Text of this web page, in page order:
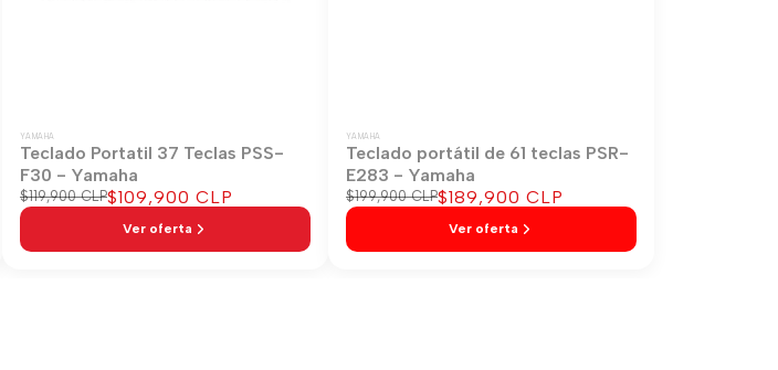
YAMAHA
Teclado Portatil 37 Teclas PSS-
F30 - Yamaha
Precio
regular
$119,900 CLPPrecio
venta
$109,900 CLP
Ver oferta
YAMAHA
Teclado portátil de 61 teclas PSR-
E283 - Yamaha
Precio
regular
$199,900 CLPPrecio
venta
$189,900 CLP
Ver oferta